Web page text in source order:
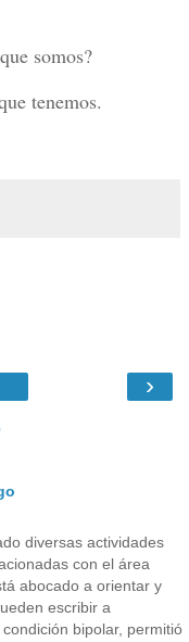
somos?
tenemos.
›
diversas actividades
con el área
abocado a orientar y
escribir a
bipolar, permitió